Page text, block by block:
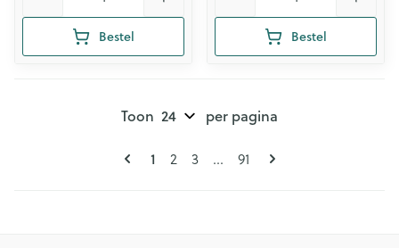
Bestel Bestel
Pagina's
U lees momenteel pagina
1 Pagina
2 Pagina
3 ... Pagina
91
Toon per pagina